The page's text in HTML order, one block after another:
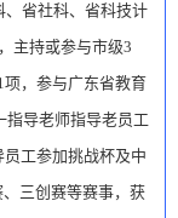
、省社科、省科技计
主持或参与市级3
项，参与广东省教育
指导老师指导老员工
工参加挑战杯及中
三创赛等赛事，获